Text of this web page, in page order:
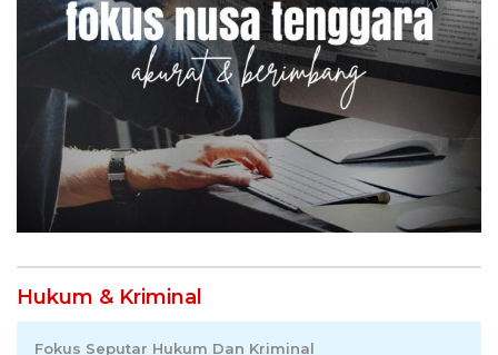
Hukum & Kriminal
Fokus Seputar Hukum Dan Kriminal